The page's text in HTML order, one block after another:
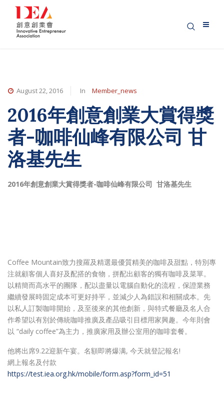
August 22, 2016 In Member_news
2016年創意創業大賞得獎
者-咖啡仙峰有限公司 甘
洛基先生
2016年創意創業大賞得獎者-咖啡仙峰有限公司 甘洛基先生
Coffee Mountain致力搜羅及精選最優質精美的咖啡及甜點，特別專
注就顧客個人喜好及配搭的食物，拼配出顧客的獨有咖啡及菜單。
以精簡而高水平的團隊，配以盡量以電腦自動化的流程，保證業務
繼續發展時固定成本可更好持平，並減少人為錯誤和相關成本。先
以私人訂製咖啡開始，及至後來的其他創新，與特式餐廳及名人合
作希望以有別於傳統咖啡推廣及產品吸引目標用家興趣。今年則會
以 “daily coffee”為主力，推廣家用及辦公室用的咖啡套餐。
他將出席9.22迎新午宴。名額即將爆满, 今天就登記報名!
網上報名及付款
https://test.iea.org.hk/mobile/form.asp?form_id=51